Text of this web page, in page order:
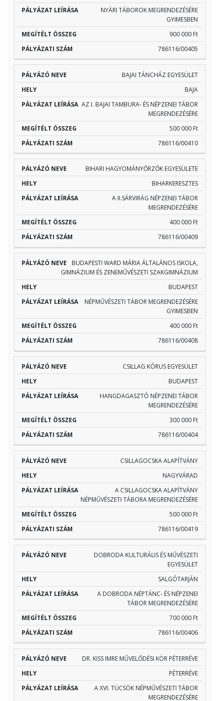
NYÁRI TÁBOROK MEGRENDEZÉSÉRE
GYIMESBEN
900 000 Ft
786116/00405
BAJAI TÁNCHÁZ EGYESÜLET
BAJA
AZ I. BAJAI TAMBURA- ÉS NÉPZENEI TÁBOR
MEGRENDEZÉSÉRE
500 000 Ft
786116/00410
BIHARI HAGYOMÁNYŐRZŐK EGYESÜLETE
BIHARKERESZTES
A II.SÁRVIRÁG NÉPZENEI TÁBOR
MEGRENDEZÉSÉRE
400 000 Ft
786116/00409
BUDAPESTI WARD MÁRIA ÁLTALÁNOS ISKOLA,
GIMNÁZIUM ÉS ZENEMŰVÉSZETI SZAKGIMNÁZIUM
BUDAPEST
NÉPMŰVÉSZETI TÁBOR MEGRENDEZÉSÉRE
GYIMESBEN
400 000 Ft
786116/00408
CSILLAG KÓRUS EGYESÜLET
BUDAPEST
HANGDAGASZTÓ NÉPZENEI TÁBOR
MEGRENDEZÉSÉRE
300 000 Ft
786116/00404
CSILLAGOCSKA ALAPÍTVÁNY
NAGYVÁRAD
A CSILLAGOCSKA ALAPÍTVÁNY
NÉPMŰVÉSZETI TÁBORA MEGRENDEZÉSÉRE
500 000 Ft
786116/00419
DOBRODA KULTURÁLIS ÉS MŰVÉSZETI
EGYESÜLET
SALGÓTARJÁN
A DOBRODA NÉPTÁNC- ÉS NÉPZENEI
TÁBOR MEGRENDEZÉSÉRE
700 000 Ft
786116/00406
DR. KISS IMRE MŰVELŐDÉSI KÖR PÉTERRÉVE
PÉTERRÉVE
A XVI. TÜCSÖK NÉPMŰVÉSZETI TÁBOR
MEGRENDEZÉSÉRE